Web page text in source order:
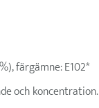
färgämne: E102*
och koncentration.